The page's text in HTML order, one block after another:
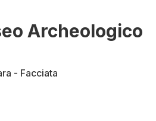
Archeologico